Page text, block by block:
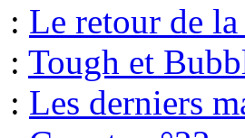
: Le retour de
: Tough et
: Les derniers